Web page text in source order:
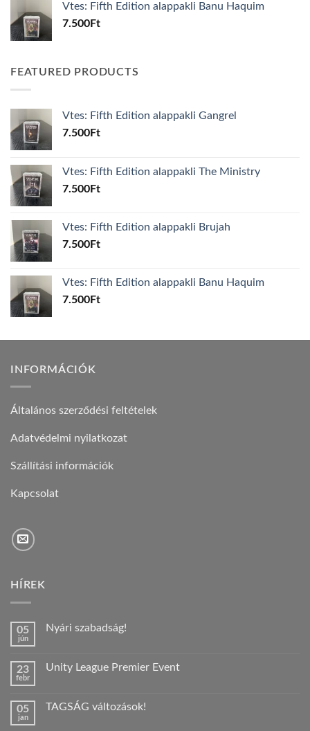
Vtes: Fifth Edition alappakli Banu Haquim
7.500Ft
FEATURED PRODUCTS
Vtes: Fifth Edition alappakli Gangrel
7.500Ft
Vtes: Fifth Edition alappakli The Ministry
7.500Ft
Vtes: Fifth Edition alappakli Brujah
7.500Ft
Vtes: Fifth Edition alappakli Banu Haquim
7.500Ft
INFORMÁCIÓK
Általános szerződési feltételek
Adatvédelmi nyilatkozat
Szállítási információk
Kapcsolat
HÍREK
05
jún
Nyári szabadság!
Nyári
23
febr
Unity League Premier Event
Unity
05
jan
TAGSÁG változások!